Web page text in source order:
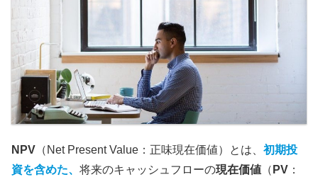
NPV （Net Present Value：正味現在価値）とは、 初期投
資を含めた、 将来のキャッシュフローの現在価値 （ PV ：